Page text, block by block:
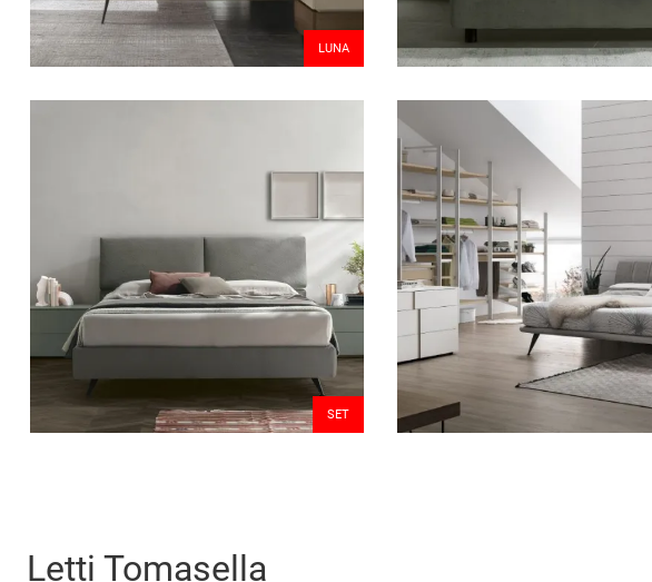
LUNA
SET
Letti Tomasella